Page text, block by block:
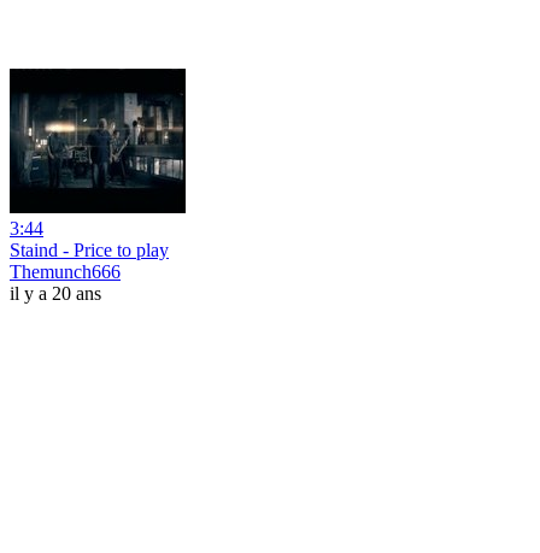
3:44
Staind - Price to play
Themunch666
il y a 20 ans